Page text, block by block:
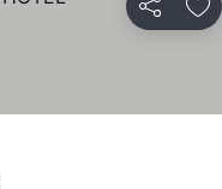
Partilhar